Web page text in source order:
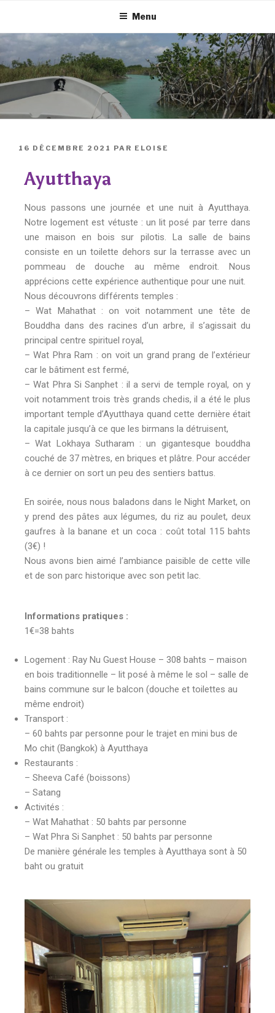
Menu
16 DÉCEMBRE 2021 PAR ELOISE
Ayutthaya
Nous passons une journée et une nuit à Ayutthaya.
Notre logement est vétuste : un lit posé par terre dans
une maison en bois sur pilotis. La salle de bains
consiste en un toilette dehors sur la terrasse avec un
pommeau de douche au même endroit. Nous
apprécions cette expérience authentique pour une nuit.
Nous découvrons différents temples :
– Wat Mahathat : on voit notamment une tête de
Bouddha dans des racines d’un arbre, il s’agissait du
principal centre spirituel royal,
– Wat Phra Ram : on voit un grand prang de l’extérieur
car le bâtiment est fermé,
– Wat Phra Si Sanphet : il a servi de temple royal, on y
voit notamment trois très grands chedis, il a été le plus
important temple d’Ayutthaya quand cette dernière était
la capitale jusqu’à ce que les birmans la détruisent,
– Wat Lokhaya Sutharam : un gigantesque bouddha
couché de 37 mètres, en briques et plâtre. Pour accéder
à ce dernier on sort un peu des sentiers battus.
En soirée, nous nous baladons dans le Night Market, on
y prend des pâtes aux légumes, du riz au poulet, deux
gaufres à la banane et un coca : coût total 115 bahts
(3€) !
Nous avons bien aimé l’ambiance paisible de cette ville
et de son parc historique avec son petit lac.
Informations pratiques :
1€=38 bahts
Logement : Ray Nu Guest House – 308 bahts – maison
en bois traditionnelle – lit posé à même le sol – salle de
bains commune sur le balcon (douche et toilettes au
même endroit)
Transport :
– 60 bahts par personne pour le trajet en mini bus de
Mo chit (Bangkok) à Ayutthaya
Restaurants :
– Sheeva Café (boissons)
– Satang
Activités :
– Wat Mahathat : 50 bahts par personne
– Wat Phra Si Sanphet : 50 bahts par personne
De manière générale les temples à Ayutthaya sont à 50
baht ou gratuit